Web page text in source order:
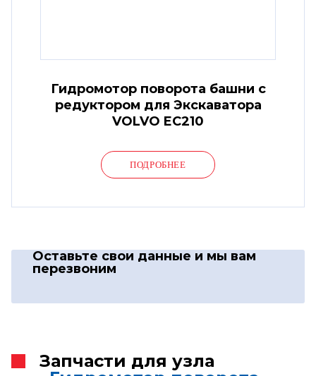
Гидромотор поворота башни с
редуктором для Экскаватора
VOLVO EC210
ПОДРОБНЕЕ
Оставьте свои данные и мы вам
перезвоним
Запчасти для узла